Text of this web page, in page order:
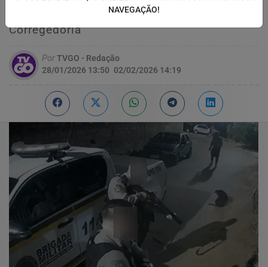
BM divergem e investigação foi aberta pela
Corregedoria
PorTVGO - Redação
28/01/2026 13:50 02/02/2026 14:19
NAVEGAÇÃO!